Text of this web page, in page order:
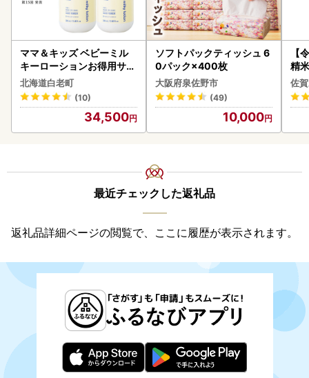
ママ＆キッズ ベビーミル
キーローションお得用サイ
ズ 380ml 2本セット CH21
0
北海道白老町
(10)
34,500
ソフトパックティッシュ 6
0パック×400枚
大阪府泉佐野市
(49)
10,000
【
精
佐
最近チェックした返礼品
返礼品詳細ページの閲覧で、ここに履歴が表示されます。